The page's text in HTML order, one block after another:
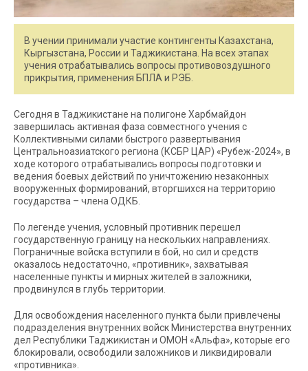
В учении принимали участие контингенты Казахстана,
Кыргызстана, России и Таджикистана. На всех этапах
учения отрабатывались вопросы противовоздушного
прикрытия, применения БПЛА и РЭБ.
Сегодня в Таджикистане на полигоне Харбмайдон
завершилась активная фаза совместного учения с
Коллективными силами быстрого развертывания
Центральноазиатского региона (КСБР ЦАР) «Рубеж-2024», в
ходе которого отрабатывались вопросы подготовки и
ведения боевых действий по уничтожению незаконных
вооруженных формирований, вторгшихся на территорию
государства – члена ОДКБ.
По легенде учения, условный противник перешел
государственную границу на нескольких направлениях.
Пограничные войска вступили в бой, но сил и средств
оказалось недостаточно, «противник», захватывая
населенные пункты и мирных жителей в заложники,
продвинулся в глубь территории.
Для освобождения населенного пункта были привлечены
подразделения внутренних войск Министерства внутренних
дел Республики Таджикистан и ОМОН «Альфа», которые его
блокировали, освободили заложников и ликвидировали
«противника».